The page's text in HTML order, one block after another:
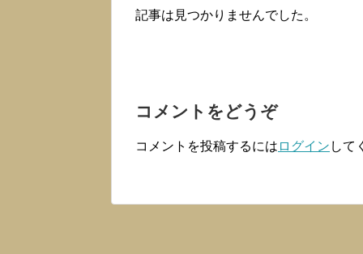
記事は見つかりませんでした。
コメントをどうぞ
コメントを投稿するには ログイン して